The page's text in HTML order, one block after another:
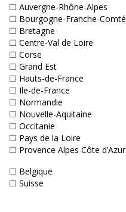
☐ Auvergne-Rhône-Alpes
☐ Bourgogne-Franche-Comté
☐ Bretagne
☐ Centre-Val de Loire
☐ Corse
☐ Grand Est
☐ Hauts-de-France
☐ Ile-de-France
☐ Normandie
☐ Nouvelle-Aquitaine
☐ Occitanie
☐ Pays de la Loire
☐ Provence Alpes Côte d’Azur
☐ Belgique
☐ Suisse